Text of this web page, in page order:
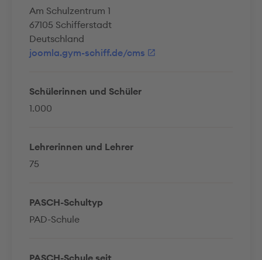
Am Schulzentrum 1
67105 Schifferstadt
Deutschland
joomla.gym-schiff.de/cms
Schülerinnen und Schüler
1.000
Lehrerinnen und Lehrer
75
PASCH-Schultyp
PAD-Schule
PASCH-Schule seit